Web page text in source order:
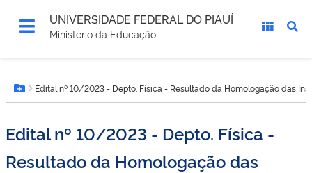
UNIVERSIDADE FEDERAL DO PIAUÍ
Ministério da Educação
está
aqui:Botão Menu
Edital nº 10/2023 - Depto. Física - Resultado da Homologação das
Edital nº 10/2023 - Depto. Física -
Resultado da Homologação das